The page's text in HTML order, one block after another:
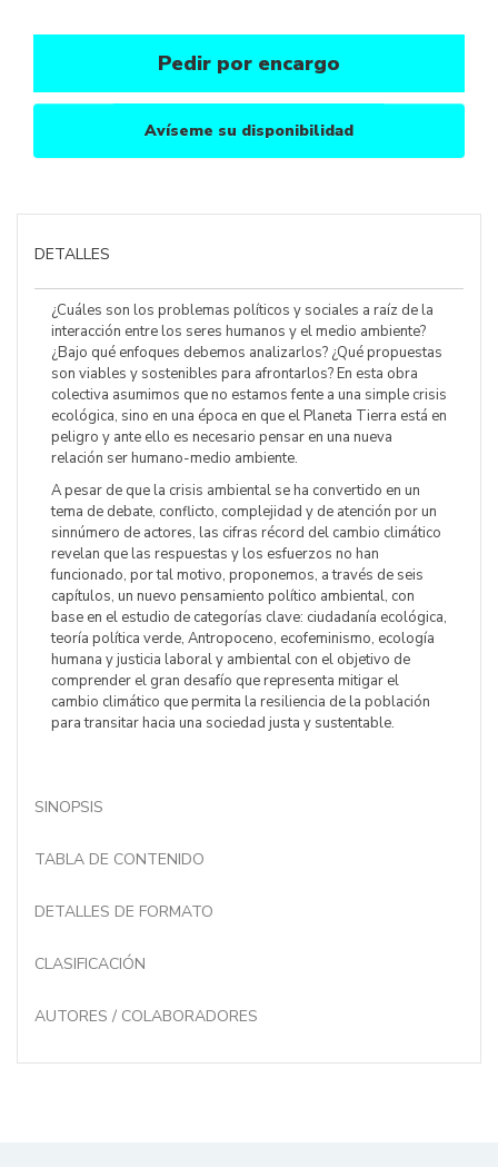
Pedir por encargo
Avíseme su disponibilidad
DETALLES
¿Cuáles son los problemas políticos y sociales a raíz de la
interacción entre los seres humanos y el medio ambiente?
¿Bajo qué enfoques debemos analizarlos? ¿Qué propuestas
son viables y sostenibles para afrontarlos? En esta obra
colectiva asumimos que no estamos fente a una simple crisis
ecológica, sino en una época en que el Planeta Tierra está en
peligro y ante ello es necesario pensar en una nueva
relación ser humano-medio ambiente.
A pesar de que la crisis ambiental se ha convertido en un
tema de debate, conflicto, complejidad y de atención por un
sinnúmero de actores, las cifras récord del cambio climático
revelan que las respuestas y los esfuerzos no han
funcionado, por tal motivo, proponemos, a través de seis
capítulos, un nuevo pensamiento político ambiental, con
base en el estudio de categorías clave: ciudadanía ecológica,
teoría política verde, Antropoceno, ecofeminismo, ecología
humana y justicia laboral y ambiental con el objetivo de
comprender el gran desafío que representa mitigar el
cambio climático que permita la resiliencia de la población
para transitar hacia una sociedad justa y sustentable.
SINOPSIS
TABLA DE CONTENIDO
DETALLES DE FORMATO
CLASIFICACIÓN
AUTORES / COLABORADORES